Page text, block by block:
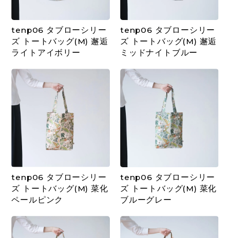
tenp06 タブローシリー
ズ トートバッグ(M) 邂逅
ライトアイボリー
tenp06 タブローシリー
ズ トートバッグ(M) 邂逅
ミッドナイトブルー
tenp06 タブローシリー
ズ トートバッグ(M) 菜化
ペールピンク
tenp06 タブローシリー
ズ トートバッグ(M) 菜化
ブルーグレー